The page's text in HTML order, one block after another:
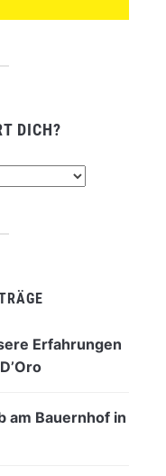
DICH?
Erfahrungen
am Bauernhof in